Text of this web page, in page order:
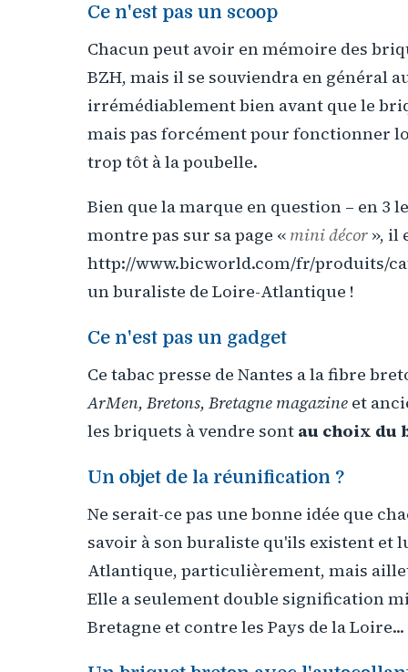
Ce n'est pas un scoop
Chacun peut avoir en mémoire des
BZH, mais il se souviendra en général
irrémédiablement bien avant que le
mais pas forcément pour fonctionner
trop tôt à la poubelle.
Bien que la marque en question – en 3
montre pas sur sa page « mini décor », il
http://www.bicworld.com/fr/produits/
un buraliste de Loire-Atlantique !
Ce n'est pas un gadget
Ce tabac presse de Nantes a la fibre
ArMen, Bretons, Bretagne magazine et
les briquets à vendre sont au choix du
Un objet de la réunification ?
Ne serait-ce pas une bonne idée que
savoir à son buraliste qu'ils existent et
Atlantique, particulièrement, mais
Elle a seulement double signification
Bretagne et contre les Pays de la Loire...